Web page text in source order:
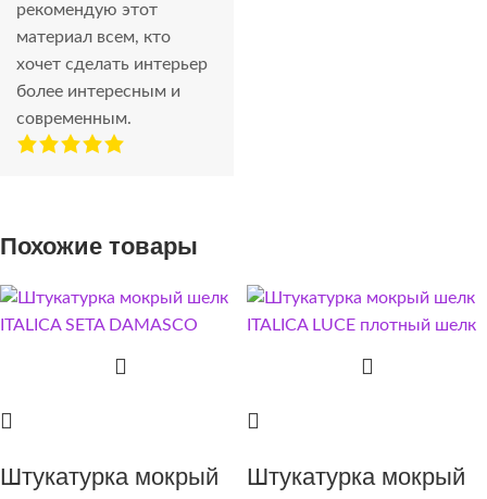
рекомендую этот
материал всем, кто
хочет сделать интерьер
более интересным и
современным.
Похожие товары
Штукатурка мокрый Штукатурка мокрый